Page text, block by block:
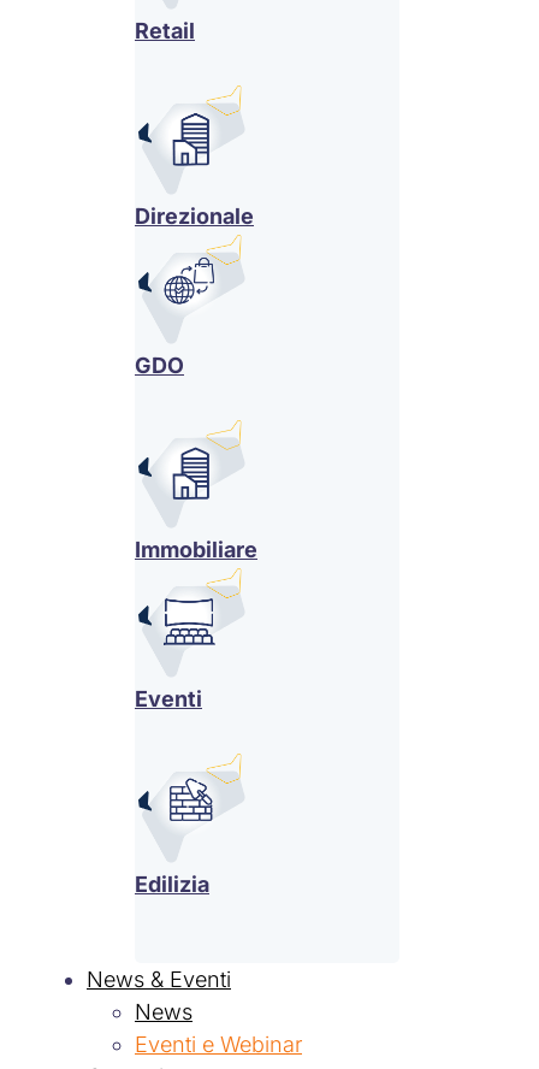
Retail
Direzionale
GDO
Immobiliare
Eventi
Edilizia
News & Eventi
News
Eventi e Webinar